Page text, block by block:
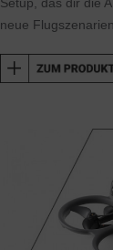
Setup, das dir die
neue